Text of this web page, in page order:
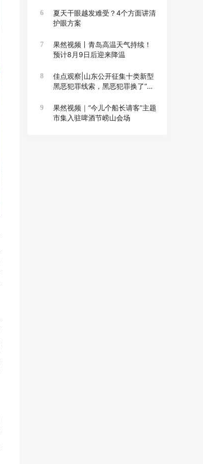
6
夏天干眼越发难受？4个方面讲清
护眼方案
7
果然视频丨青岛高温天气持续！
预计8月9日后迎来降温
8
佳点观察|山东公开征集十类新型
黑恶犯罪线索，黑恶犯罪换了“马
9
果然视频｜“今儿个船长请客”主题
市集入驻啤酒节崂山会场